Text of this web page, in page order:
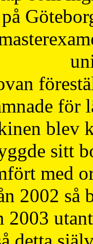
för
blev
sitt
med
2002 så
2003